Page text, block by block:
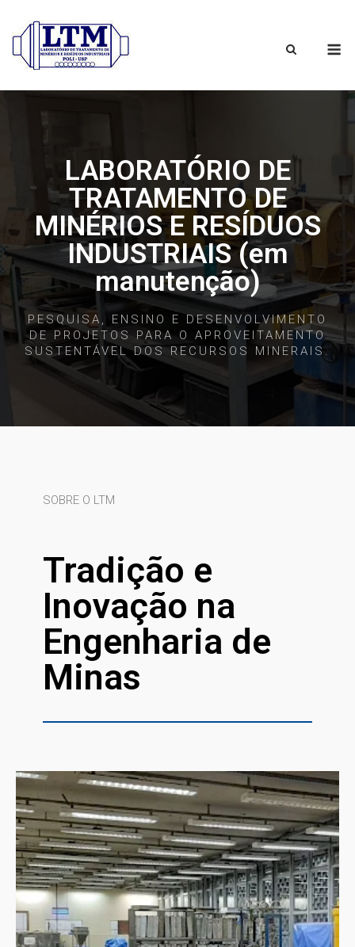
LABORATÓRIO DE
TRATAMENTO DE
MINÉRIOS E RESÍDUOS
INDUSTRIAIS (em
manutenção)
PESQUISA, ENSINO E DESENVOLVIMENTO
DE PROJETOS PARA O APROVEITAMENTO
SUSTENTÁVEL DOS RECURSOS MINERAIS .
SOBRE O LTM
Tradição e
Inovação na
Engenharia de
Minas